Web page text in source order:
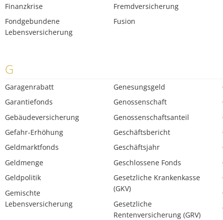
Finanzkrise
Fondgebundene
Lebensversicherung
Fremdversicherung
Fusion
G
Garagenrabatt
Garantiefonds
Gebäudeversicherung
Gefahr-Erhöhung
Geldmarktfonds
Geldmenge
Geldpolitik
Gemischte
Lebensversicherung
Genesungsgeld
Genossenschaft
Genossenschaftsanteil
Geschäftsbericht
Geschäftsjahr
Geschlossene Fonds
Gesetzliche Krankenkasse
(GKV)
Gesetzliche
Rentenversicherung (GRV)